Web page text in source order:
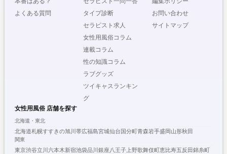
よくある質問
タイプ診断
セラピスト求人
女性用風俗コラム
連載コラム
性の知識コラム
ラブグッズ
ツイキャスランキン
グ
お問い合わせ
サイトマップ
女性用風俗 店舗を探す
北海道・東北
北海道札幌すすきの旭川帯広福島宮城仙台国分町青森岩手盛岡山形秋田
関東
東京渋谷立川六本木新宿池袋品川銀座 八王子 上野歌舞伎町恵比寿五反田錦糸町